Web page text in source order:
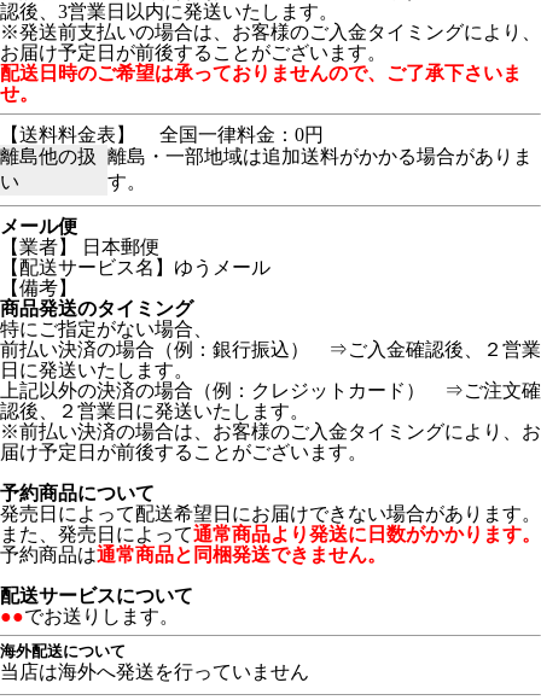
認後、3営業日以内に発送いたします。
※発送前支払いの場合は、お客様のご入金タイミングにより、
お届け予定日が前後することがございます。
配送日時のご希望は承っておりませんので、ご了承下さいま
せ。
【送料料金表】
全国一律料金：0円
離島他の扱
い
離島・一部地域は追加送料がかかる場合がありま
す。
メール便
【業者】 日本郵便
【配送サービス名】ゆうメール
【備考】
商品発送のタイミング
特にご指定がない場合、
前払い決済の場合（例：銀行振込） ⇒ご入金確認後、２営業
日に発送いたします。
上記以外の決済の場合（例：クレジットカード） ⇒ご注文確
認後、２営業日に発送いたします。
※前払い決済の場合は、お客様のご入金タイミングにより、お
届け予定日が前後することがございます。
予約商品について
発売日によって配送希望日にお届けできない場合があります。
また、発売日によって通常商品より発送に日数がかかります。
予約商品は通常商品と同梱発送できません。
配送サービスについて
●●でお送りします。
海外配送について
当店は海外へ発送を行っていません